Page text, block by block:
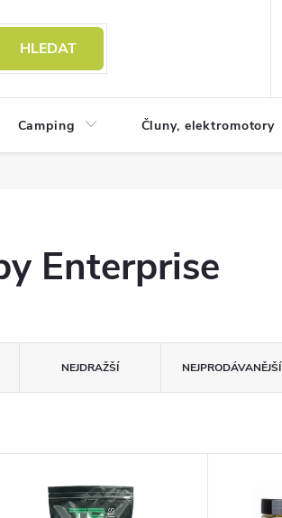
HLEDAT
Camping Čluny, elektromotory
Enterprise
NEJDRAŽŠÍ NEJPRODÁVANĚJŠÍ